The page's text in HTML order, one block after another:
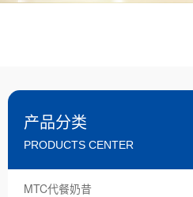
产品分类
PRODUCTS CENTER
MTC代餐奶昔